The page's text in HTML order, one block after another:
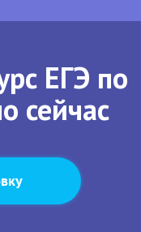
ЕГЭ по
сейчас